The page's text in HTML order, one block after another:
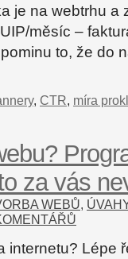
je na webtrhu a
měsíc –
to, že do
, CTR, míra
za vás
WEBŮ,
internetu? Lépe